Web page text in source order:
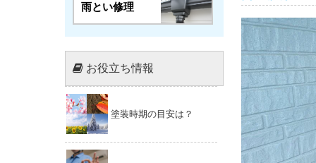
雨とい修理
お役立ち情報
塗装時期の目安は？